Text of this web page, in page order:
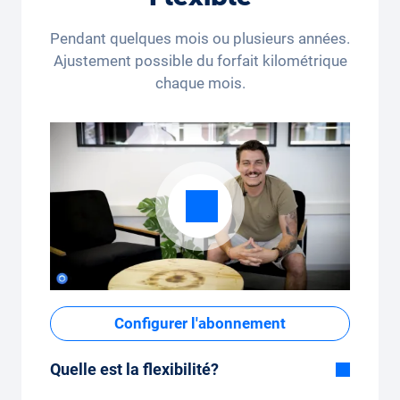
Pendant quelques mois ou plusieurs années.
Ajustement possible du forfait kilométrique
chaque mois.
Configurer l'abonnement
Quelle est la flexibilité?